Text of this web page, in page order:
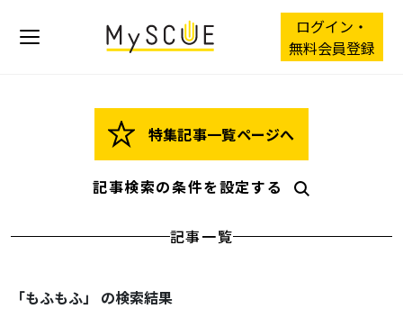
ログイン・
無料会員登録
特集記事一覧ページへ
記事検索の条件を設定する
記事一覧
「もふもふ」 の検索結果